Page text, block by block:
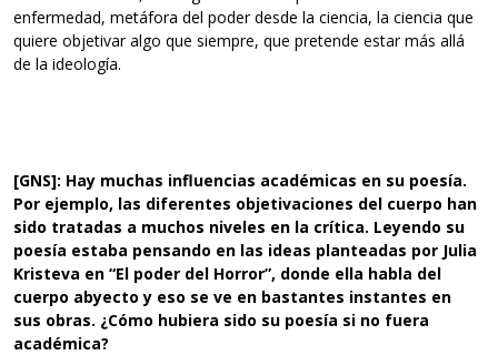
enfermedad, metáfora del poder desde la ciencia, la ciencia que
quiere objetivar algo que siempre, que pretende estar más allá
de la ideología.
[GNS]: Hay muchas influencias académicas en su poesía.
Por ejemplo, las diferentes objetivaciones del cuerpo han
sido tratadas a muchos niveles en la crítica. Leyendo su
poesía estaba pensando en las ideas planteadas por Julia
Kristeva en “El poder del Horror”, donde ella habla del
cuerpo abyecto y eso se ve en bastantes instantes en
sus obras. ¿Cómo hubiera sido su poesía si no fuera
académica?